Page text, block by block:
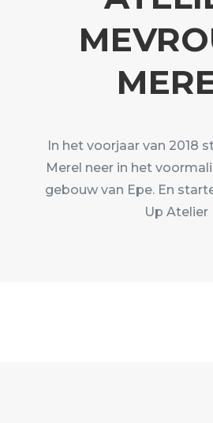
In het voorjaar van 2018
Merel neer in het
gebouw van Epe. En
Up Atelier